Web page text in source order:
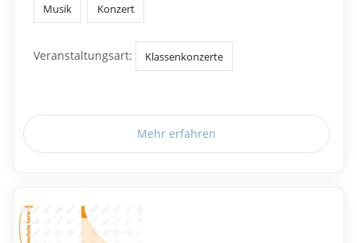
Musik Konzert
Veranstaltungsart: Klassenkonzerte
Mehr erfahren